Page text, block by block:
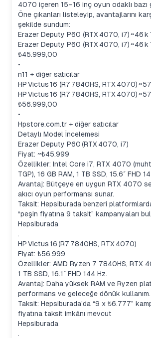
4070 içeren 15–16 inç oyun odaklı bazı
Öne çıkanları listeleyip, avantajlarını
şekilde sundum:
Erazer Deputy P60 (RTX 4070, i7) ~46 k
Erazer Deputy P60 (RTX 4070, i7) ~46 k
₺45.999,00
•
n11 + diğer satıcılar
HP Victus 16 (R7 7840HS, RTX 4070)
HP Victus 16 (R7 7840HS, RTX 4070)
₺56.999,00
•
Hpstore.com.tr + diğer satıcılar
Detaylı Model İncelemesi
Erazer Deputy P60 (RTX 4070, i7)
Fiyat: ~₺45.999
Özellikler: Intel Core i7, RTX 4070
TGP), 16 GB RAM, 1 TB SSD, 15.6″ FHD
Avantaj: Bütçeye en uygun RTX 4070
akıcı oyun performansı sunar.
Taksit: Hepsiburada benzeri
“peşin fiyatına 9 taksit” kampanyaları
Hepsiburada
.
HP Victus 16 (R7 7840HS, RTX 4070)
Fiyat: ₺56.999
Özellikler: AMD Ryzen 7 7840HS, RTX
1 TB SSD, 16.1″ FHD 144 Hz.
Avantaj: Daha yüksek RAM ve Ryzen
performans ve geleceğe dönük kullanım.
Taksit: Hepsiburada’da “9 x ₺6.777”
fiyatına taksit imkânı mevcut
Hepsiburada
.